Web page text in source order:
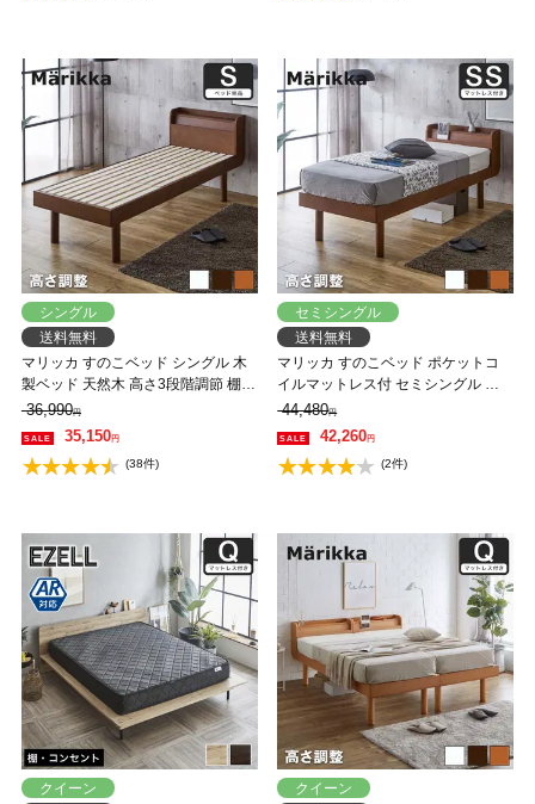
シングル
送料無料
マリッカ すのこベッド シングル 木
製ベッド 天然木 高さ3段階調節 棚・
コンセント付き ナチュラル ホワイ
ト ブラウン 北欧調 【フレームの
み】 【大型家具配送】
36,990円
35,150円
(38件)
セミシングル
送料無料
マリッカ すのこベッド ポケットコ
イルマットレス付 セミシングル 木
製ベッド 天然木 高さ3段階調節 棚・
コンセント付き ナチュラル ホワイ
ト ブラウン 北欧調 【大型家具配
送】
44,480円
42,260円
(2件)
クイーン
クイーン